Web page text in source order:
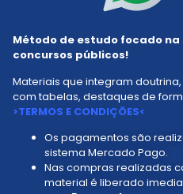
Os pagamentos são
sistema Mercado Pago.
Nas compras realizadas
material é liberado
Método de estudo focado
concursos públicos!
Materiais que integram
com tabelas, destaques de
>TERMOS E CONDIÇÕES<